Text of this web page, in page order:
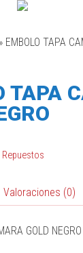
» EMBOLO TAPA
TAPA
Repuestos
Valoraciones (0)
GOLD NEGRO